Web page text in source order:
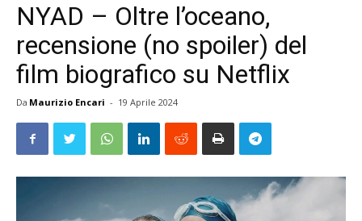
NYAD – Oltre l’oceano,
recensione (no spoiler) del
film biografico su Netflix
Da Maurizio Encari - 19 Aprile 2024